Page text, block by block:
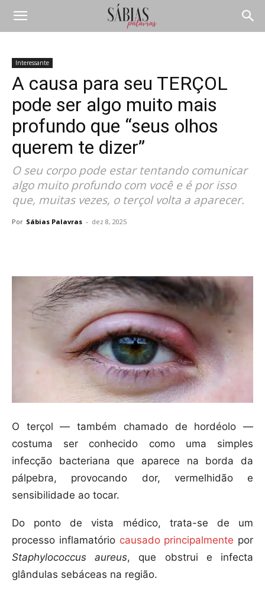
Interessante
A causa para seu TERÇOL
pode ser algo muito mais
profundo que “seus olhos
querem te dizer”
O seu corpo pode estar tentando comunicar
algo muito profundo com você e é por isso
que, muitas vezes, o terçol volta a aparecer.
Por Sábias Palavras - dez 8, 2025
O terçol — também chamado de hordéolo —
costuma ser conhecido como uma simples
infecção bacteriana que aparece na borda da
pálpebra, provocando dor, vermelhidão e
sensibilidade ao tocar.
Do ponto de vista médico, trata-se de um
processo inflamatório causado principalmente por
Staphylococcus aureus, que obstrui e infecta
glândulas sebáceas na região.